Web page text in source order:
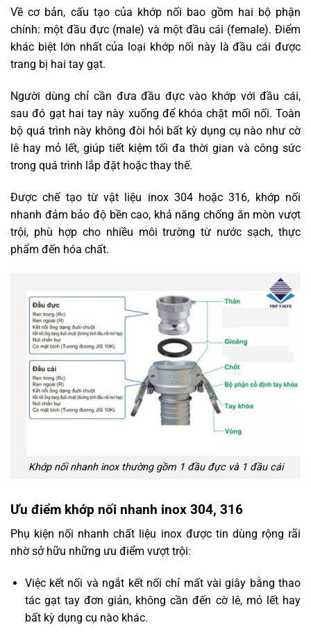
Về cơ bản, cấu tạo của khớp nối bao gồm hai bộ phận
chính: một đầu đực (male) và một đầu cái (female). Điểm
khác biệt lớn nhất của loại khớp nối này là đầu cái được
trang bị hai tay gạt.
Người dùng chỉ cần đưa đầu đực vào khớp với đầu cái,
sau đó gạt hai tay này xuống để khóa chặt mối nối. Toàn
bộ quá trình này không đòi hỏi bất kỳ dụng cụ nào như cờ
lê hay mỏ lết, giúp tiết kiệm tối đa thời gian và công sức
trong quá trình lắp đặt hoặc thay thế.
Được chế tạo từ vật liệu inox 304 hoặc 316, khớp nối
nhanh đảm bảo độ bền cao, khả năng chống ăn mòn vượt
trội, phù hợp cho nhiều môi trường từ nước sạch, thực
phẩm đến hóa chất.
Khớp nối nhanh inox thường gồm 1 đầu đực và 1 đầu cái
Ưu điểm khớp nối nhanh inox 304, 316
Phụ kiện nối nhanh chất liệu inox được tin dùng rộng rãi
nhờ sở hữu những ưu điểm vượt trội:
Việc kết nối và ngắt kết nối chỉ mất vài giây bằng thao
tác gạt tay đơn giản, không cần đến cờ lê, mỏ lết hay
bất kỳ dụng cụ nào khác.